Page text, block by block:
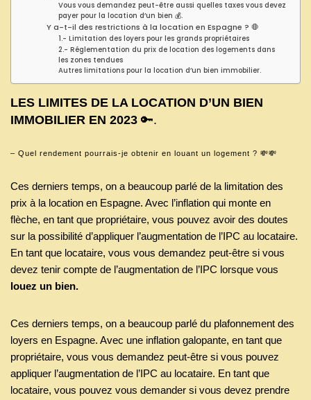
Vous vous demandez peut-être aussi quelles taxes vous devez
payer pour la location d’un bien 💰.
Y a-t-il des restrictions à la location en Espagne ? 🛑
1.- Limitation des loyers pour les grands propriétaires
2.- Réglementation du prix de location des logements dans
les zones tendues
Autres limitations pour la location d’un bien immobilier.
LES LIMITES DE LA LOCATION D’UN BIEN
IMMOBILIER EN 2023 🔑.
– Quel rendement pourrais-je obtenir en louant un logement ? 💸💸
Ces derniers temps, on a beaucoup parlé de la limitation des
prix à la location en Espagne. Avec l’inflation qui monte en
flèche, en tant que propriétaire, vous pouvez avoir des doutes
sur la possibilité d’appliquer l’augmentation de l’IPC au locataire.
En tant que locataire, vous vous demandez peut-être si vous
devez tenir compte de l’augmentation de l’IPC lorsque vous
louez un bien.
Ces derniers temps, on a beaucoup parlé du plafonnement des
loyers en Espagne. Avec une inflation galopante, en tant que
propriétaire, vous vous demandez peut-être si vous pouvez
appliquer l’augmentation de l’IPC au locataire. En tant que
locataire, vous pouvez vous demander si vous devez prendre